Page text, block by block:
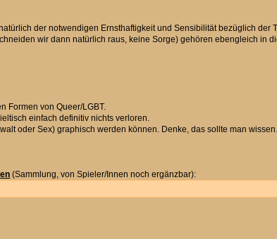
der notwendigen Ernsthaftigkeit und Sensibilität bezüglich der
wir dann natürlich raus, keine Sorge) gehören ebengleich in
Formen von Queer/LGBT.
einfach definitiv nichts verloren.
oder Sex) graphisch werden können. Denke, das sollte man
(Sammlung, von Spieler/Innen noch ergänzbar):